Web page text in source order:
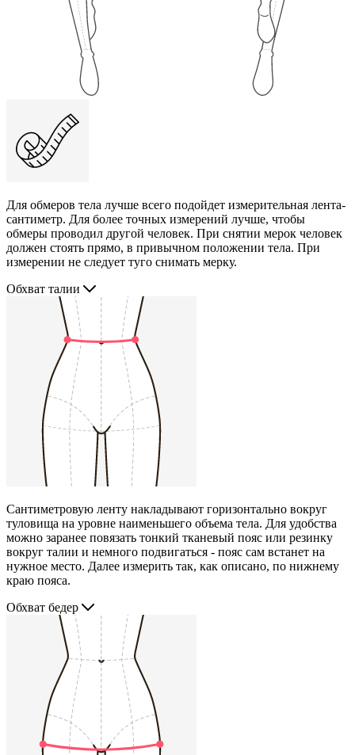
Для обмеров тела лучше всего подойдет измерительная лента-
сантиметр. Для более точных измерений лучше, чтобы
обмеры проводил другой человек. При снятии мерок человек
должен стоять прямо, в привычном положении тела. При
измерении не следует туго снимать мерку.
Обхват талии
Сантиметровую ленту накладывают горизонтально вокруг
туловища на уровне наименьшего объема тела. Для удобства
можно заранее повязать тонкий тканевый пояс или резинку
вокруг талии и немного подвигаться - пояс сам встанет на
нужное место. Далее измерить так, как описано, по нижнему
краю пояса.
Обхват бедер